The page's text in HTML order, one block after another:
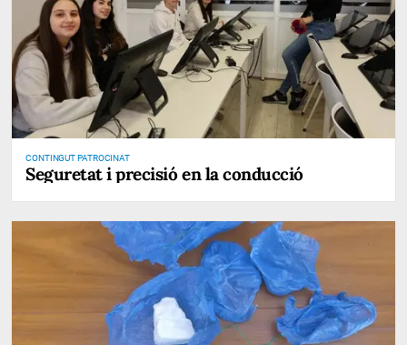
CONTINGUT PATROCINAT
Seguretat i precisió en la conducció